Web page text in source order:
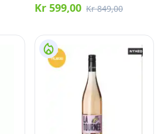
Kr 599,00 Kr 849,00